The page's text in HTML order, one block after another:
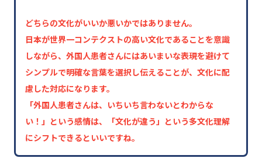
どちらの文化がいいか悪いかではありません。
日本が世界一コンテクストの高い文化であることを意識
しながら、外国人患者さんにはあいまいな表現を避けて
シンプルで明確な言葉を選択し伝えることが、文化に配
慮した対応になります。
「外国人患者さんは、いちいち言わないとわからな
い！」という感情は、「文化が違う」という多文化理解
にシフトできるといいですね。